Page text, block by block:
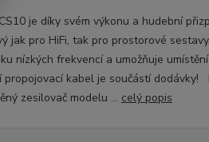
je díky svém výkonu a hudební
jak pro HiFi, tak pro prostorové
nízkých frekvencí a umožňuje
propojovací kabel je součástí dodávky!
zesilovač modelu ... celý popis